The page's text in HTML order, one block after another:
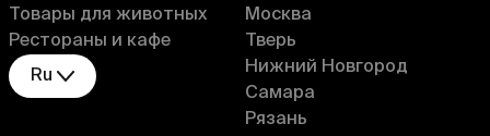
Товары для животных
Рестораны и кафе
Ru
Москва
Тверь
Нижний Новгород
Самара
Рязань